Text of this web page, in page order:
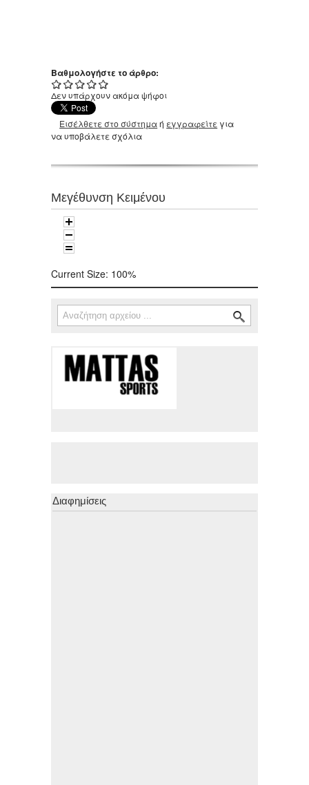
Βαθμολογήστε το άρθρο:
Δεν υπάρχουν ακόμα ψήφοι
Εισέλθετε στο σύστημαή εγγραφείτε για
να υποβάλετε σχόλια
Μεγέθυνση Κειμένου
Current Size: 100%
Φόρμα αναζήτησης
Αναζήτηση
Διαφημίσεις